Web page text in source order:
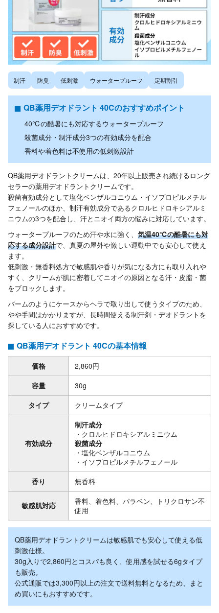
制汗 防臭 低刺激 ウォータープルーフ 定期割引
QB薬用デオドラント 40Cのおすすめポイント
40℃の酷暑にも対応するウォータープルーフ
殺菌成分・制汗成分3つの有効成分を配合
香料や着色料は不使用の低刺激設計
QB薬用デオドラントクリームは、20年以上販売され続けるロング
セラーの薬用デオドラントクリームです。
殺菌有効成分として塩化ベンザルコニウム・イソプロピルメチル
フェノールのほか、制汗有効成分であるクロルヒドロキシアルミ
ニウムの3つを配合し、汗とニオイ両方の悩みに対応しています。
ウォータープルーフのため汗や水に強く、 気温40℃の酷暑にも対
応する成分設計で、真夏の屋外や激しい運動中でも安心して使え
ます。
低刺激・無香料処方で敏感肌や香りが気になる方にも取り入れや
すく、クリームが肌に密着してニオイの原因となる汗・皮脂・菌
をブロックします。
バームのようにケースからヘラで取り出して使うタイプのため、
やや手間はかかりますが、長時間使える制汗剤・デオドラントを
探している人におすすめです。
QB薬用デオドラント 40Cの基本情報
価格
2,860円
容量
30g
タイプ
クリームタイプ
有効成分
制汗成分
・クロルヒドロキシアルミニウム
殺菌成分
・塩化ベンザルコニウム
・イソプロピルメチルフェノール
香り
無香料
敏感肌対応
香料、着色料、パラベン、トリクロサン不
使用
QB薬用デオドラントクリームは敏感肌でも安心して使える低
刺激仕様。
30g入りで2,860円とコスパも良く、使用感を試せる6gタイプ
も販売。
公式通販では3,300円以上の注文で送料無料となるため、まと
め買いにもおすすめです。